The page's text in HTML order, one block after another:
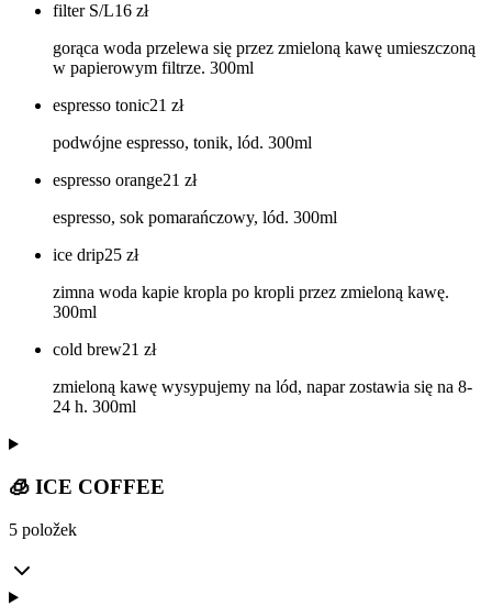
filter S/L16 zł
gorąca woda przelewa się przez zmieloną kawę umieszczoną
w papierowym filtrze. 300ml
espresso tonic21 zł
podwójne espresso, tonik, lód. 300ml
espresso orange21 zł
espresso, sok pomarańczowy, lód. 300ml
ice drip25 zł
zimna woda kapie kropla po kropli przez zmieloną kawę.
300ml
cold brew21 zł
zmieloną kawę wysypujemy na lód, napar zostawia się na 8-
24 h. 300ml
🧊 ICE COFFEE
5 položek